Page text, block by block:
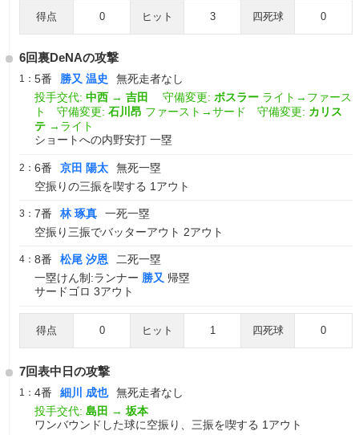
得点 0 ヒット 3 四死球 0
6回裏DeNAの攻撃
1： 5番 勝又 温史
無死走者なし
投手交代: 中西 → 吉田 守備変更: ボスラー ライト→ファース
ト 守備変更: 石川昂 ファースト→サード 守備変更: カリス
テ →ライト
ショートへの内野安打 一塁
2： 6番 京田 陽太
無死一塁
空振りの三振を喫する 1アウト
3： 7番 林 琢真
一死一塁
空振り三振でバッターアウト 2アウト
4： 8番 松尾 汐恩
二死一塁
一塁けん制:ランナー 勝又 帰塁
サードゴロ 3アウト
得点 0 ヒット 1 四死球 0
7回表中日の攻撃
1： 4番 細川 成也
無死走者なし
投手交代: 島田 → 坂本
ワンバウンドした球に空振り、三振を喫する 1アウト